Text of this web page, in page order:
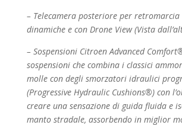
– Telecamera posteriore per
dinamiche e con Drone View (Vista
– Sospensioni Citroen Advanced
sospensioni che combina i classici
molle con degli smorzatori idraulici
(Progressive Hydraulic Cushions®) con
creare una sensazione di guida fluida e
manto stradale, assorbendo in miglior